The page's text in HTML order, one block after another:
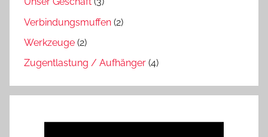
Verbindungsmuffen (2)
Werkzeuge (2)
Zugentlastung / Aufhänger (4)